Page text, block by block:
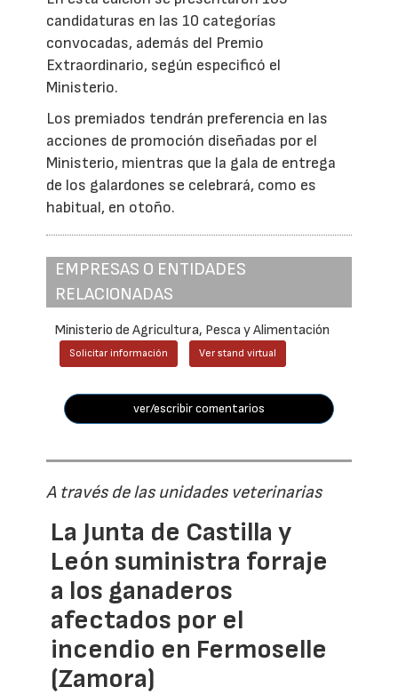
candidaturas en las 10 categorías
convocadas, además del Premio
Extraordinario, según especificó el
Ministerio.
Los premiados tendrán preferencia en las
acciones de promoción diseñadas por el
Ministerio, mientras que la gala de entrega
de los galardones se celebrará, como es
habitual, en otoño.
EMPRESAS O ENTIDADES
RELACIONADAS
Ministerio de Agricultura, Pesca y Alimentación
Solicitar información Ver stand virtual
ver/escribir comentarios
A través de las unidades veterinarias
La Junta de Castilla y
León suministra forraje
a los ganaderos
afectados por el
incendio en Fermoselle
(Zamora)